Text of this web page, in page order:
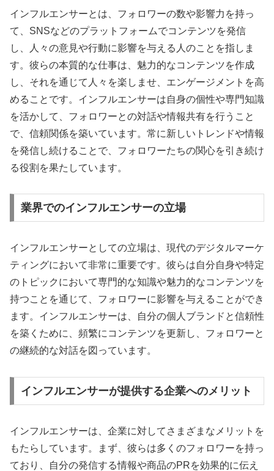
インフルエンサーとは、フォロワーの数や影響力を持っ
て、SNSなどのプラットフォームでコンテンツを発信
し、人々の意見や行動に影響を与える人のことを指しま
す。彼らの本質的な仕事は、魅力的なコンテンツを作成
し、それを通じて人々を楽しませ、エンゲージメントを高
めることです。インフルエンサーは自身の個性や専門知識
を活かして、フォロワーとの対話や情報共有を行うこと
で、信頼関係を築いています。常に新しいトレンドや情報
を発信し続けることで、フォロワーたちの関心を引き続け
る役割を果たしています。
業界でのインフルエンサーの立場
インフルエンサーとしての立場は、現代のデジタルマーケ
ティングにおいて非常に重要です。彼らは自分自身や特定
のトピックにおいて専門的な知識や魅力的なコンテンツを
持つことを通じて、フォロワーに影響を与えることができ
ます。インフルエンサーは、自分の個人ブランドと信頼性
を築くために、頻繁にコンテンツを更新し、フォロワーと
の継続的な対話を図っています。
インフルエンサーが提供する企業へのメリット
インフルエンサーは、企業に対してさまざまなメリットを
もたらしています。まず、彼らは多くのフォロワーを持っ
ており、自分の発信する情報や商品のPRを効果的に伝え